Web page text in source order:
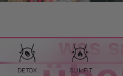
was
DETOX SLIMFIT